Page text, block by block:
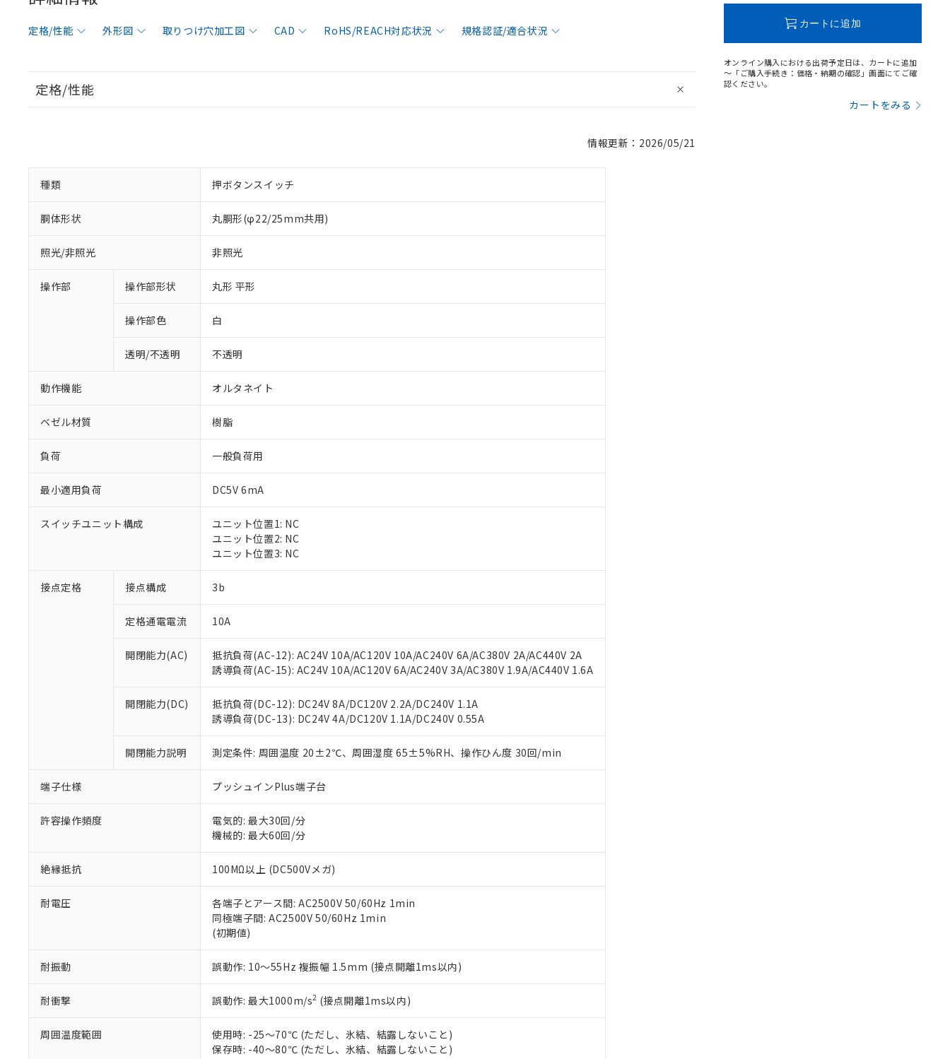
定格/性能 外形図 取りつけ穴加工図 CAD RoHS/REACH対応状況 規格認証/適合状況
定格/性能
情報更新：2026/05/21
種類 押ボタンスイッチ
胴体形状 丸胴形(φ22/25mm共用)
照光/非照光 非照光
操作部 操作部形状 丸形 平形
操作部色 白
透明/不透明 不透明
動作機能 オルタネイト
ベゼル材質 樹脂
負荷 一般負荷用
最小適用負荷 DC5V 6mA
スイッチユニット構成
ユニット位置1: NC
ユニット位置2: NC
ユニット位置3: NC
接点定格 接点構成 3b
定格通電電流 10A
開閉能力(AC)
抵抗負荷(AC-12): AC24V 10A/AC120V 10A/AC240V 6A/AC380V 2A/AC440V 2A
誘導負荷(AC-15): AC24V 10A/AC120V 6A/AC240V 3A/AC380V 1.9A/AC440V 1.6A
開閉能力(DC)
抵抗負荷(DC-12): DC24V 8A/DC120V 2.2A/DC240V 1.1A
誘導負荷(DC-13): DC24V 4A/DC120V 1.1A/DC240V 0.55A
開閉能力説明 測定条件: 周囲温度 20±2℃、周囲湿度 65±5%RH、操作ひん度 30回/min
端子仕様 プッシュインPlus端子台
許容操作頻度
電気的: 最大30回/分
機械的: 最大60回/分
絶縁抵抗 100MΩ以上 (DC500Vメガ)
耐電圧
各端子とアース間: AC2500V 50/60Hz 1min
同極端子間: AC2500V 50/60Hz 1min
(初期値)
耐振動 誤動作: 10～55Hz 複振幅 1.5mm (接点開離1ms以内)
耐衝撃 誤動作: 最大1000m/s2 (接点開離1ms以内)
周囲温度範囲
使用時: -25～70℃ (ただし、氷結、結露しないこと)
保存時: -40～80℃ (ただし、氷結、結露しないこと)
カートに追加
オンライン購入における出荷予定日は、カートに追加
～「ご購入手続き：価格・納期の確認」画面にてご確
認ください。
カートをみる
以下の条件をお読みいただき、同意のうえご利用ください。
本サービスは、当社制御機器事業取扱商品の当社在庫状況および標準価格(税抜)を提供させていただ
くものです。
当社制御機器事業取扱商品の中には、本サービスの対象外となる商品もあることをご了承ください。
のであり、閲覧された時点での実際の在庫および標準価格とは異なる場合があることをご了承くださ
い。
正式な納期状況および標準価格はお客様のお取引先、またはお客様担当のオムロン制御機器販売店・
当社販売員にご相談ください。
オムロン制御機器販売店や当社販売拠点は「販売ネットワーク
」をご確認ください。
在庫状況および標準価格結果を当社の事前の承諾なく第三者に漏洩または開示しないようお願いしま
マイパーツ機能（部品リスト作成サービス）をご利用いただくには、I-Webメンバーズにご登録され
ている必要があります。
お客様が当ウェブサイト上で当社にご登録された部品リストについて、当社および当社の共同利用者
さい。
※当社の共同利用者とは、"個人情報の共同利用に関して"
の「1.共同利用者の範囲」に記載されて
いる法人を指します。
※1 対応状況
対応済み：EU RoHS指令（10物質）の非含有に対応した製品が提供可能な商品です。
対応予定：EU RoHS指令（10物質）の非含有に対応した製品に切り替える予定のある商品です。
対応予定なし：EU RoHS指令（10物質）の非含有に非対応の商品で、対応品を出す予定はありません。
仕入先様の事情により、非含有部品としていたものが、含有品と判明した場合などやむを得ず変更すること
があります。
*EU RoHS指令（10物質）：
鉛(Pb) 1000ppm以下、 水銀(Hg) 1000ppm以下、 カドミウム(Cd) 100ppm以下、
六価クロム(Cr(Ⅵ)) 1000ppm以下、ポリ臭化ビフェニル類(PBB) 1000ppm以下、ポリ臭化ジフェニルエーテル類(PBDE) 1000ppm以下、
但し、RoHS指令で産業用監視および制御機器に対する適用除外項目は除く。
フタル酸エステル類の４物質については閾値を超える意図的な使用がないことを確認しています。
※2 対応予定月
部品在庫の切り替え状況などにより、予定月が前後することがあります。
※3 非含有証明書ダウンロード
下記の非含有証明書をダウンロードすることができます。
EU RoHS指令（10物質）の非含有証明書
51物質の非含有証明書（当社基準）
※本証明書は発行日時点で非含有を証明するもので、過去に遡って非含有を証明するものではありません。
また、RoHS指令のフタル酸エステル類４物質の対応では、対応完了までの期間は出荷製品に未対応品が
混在することから備考欄に対応日を記載しておりました。
り割愛しております。
※1 中国RoHS○×表
「－」：未確認です。当社販売部門へお問い合わせください。
*中国RoHS10物質の基準値 (GB/T26572)：
Pb(鉛) :1000ppm、 Hg(水銀) : 1000ppm、 Cd(カドミウム) : 100ppm、
Cr(Ⅵ)(六価クロム) : 1000ppm、 PBBs(ポリ臭化ビフェニル類) : 1000ppm、 PBDEs(ポリ臭化ジフェニルエーテル類) : 1000ppm、
DBP(フタル酸ジブチル) : 1000ppm、 DIBP(フタル酸ジイソブチル) : 1000ppm、 BBP(フタル酸ブチルベンジル) : 1000ppm、
DEHP(フタル酸ビス(2-エチルヘキシル)) : 1000ppm
※2 環境保護使用期限
「ｅ」：有害物質（10物質）のすべてが基準値以下であることを示します。
「10」：通常の使用状況下において有害物質が外部に漏えいし、環境に深刻な影響を及ぼさない年数を意
味します。
当社は、これら貴社製品のうち、外国為替および外国貿易法に定める商品（以下｢規制貨物等」とい
う）を輸出または国外への提供する場合は、日本国政府の輸出許可(または役務取引許可)を取得する
当社は規制貨物を破棄する場合は、完全に破砕するなど、違法に輸出されないよう必要な手段を講じ
ます。
当社は貴社製品を、核兵器、ミサイル、化学兵器、生物兵器またはその他武器並びにこれらの製造装
当社は、貴社製品を第三者に販売する場合は、上記1、2および3の内容を当該第三者に通知します。
また当社は、販売先および販売に係わる関係者が違法に輸出するおそれがある場合は、取り引きをい
たしません。
記
号
説明
○ 一定数以上の在庫あり
△ 一定数には満たないが在庫あり
－
在庫なし(最新の在庫状況については、お客様のお取引先、またはお客様担当のオムロン制御
機器販売店・当社販売員にご確認ください)
空
白
受注生産機種、また在庫状況の情報を公開していない機種